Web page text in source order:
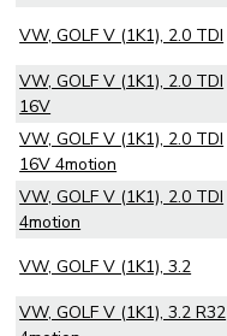
VW, GOLF V (1K1), 2.0 TDI
VW, GOLF V (1K1), 2.0 TDI
16V
VW, GOLF V (1K1), 2.0 TDI
16V 4motion
VW, GOLF V (1K1), 2.0 TDI
4motion
VW, GOLF V (1K1), 3.2
VW, GOLF V (1K1), 3.2 R32